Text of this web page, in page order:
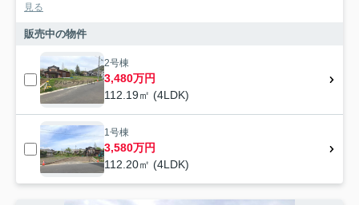
見る
販売中の物件
2号棟
3,480万円
112.19㎡ (4LDK)
1号棟
3,580万円
112.20㎡ (4LDK)